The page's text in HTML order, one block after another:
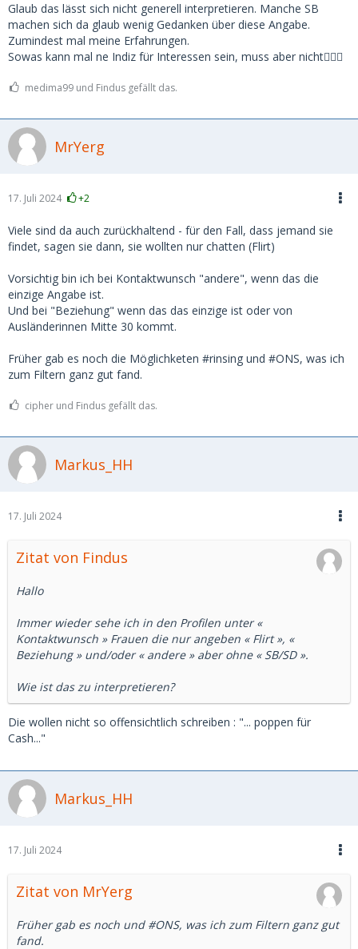
Glaub das lässt sich nicht generell interpretieren. Manche SB
machen sich da glaub wenig Gedanken über diese Angabe.
Zumindest mal meine Erfahrungen.
Sowas kann mal ne Indiz für Interessen sein, muss aber nicht🤷🏼‍♂️
medima99 und Findus gefällt das.
MrYerg
17. Juli 2024 +2
Viele sind da auch zurückhaltend - für den Fall, dass jemand sie
findet, sagen sie dann, sie wollten nur chatten (Flirt)
Vorsichtig bin ich bei Kontaktwunsch "andere", wenn das die
einzige Angabe ist.
Und bei "Beziehung" wenn das das einzige ist oder von
Ausländerinnen Mitte 30 kommt.
Früher gab es noch die Möglichketen #rinsing und #ONS, was ich
zum Filtern ganz gut fand.
cipher und Findus gefällt das.
Markus_HH
17. Juli 2024
Zitat von Findus
Hallo
Immer wieder sehe ich in den Profilen unter «
Kontaktwunsch » Frauen die nur angeben « Flirt », «
Beziehung » und/oder « andere » aber ohne « SB/SD ».
Wie ist das zu interpretieren?
Die wollen nicht so offensichtlich schreiben : "... poppen für
Cash..."
Markus_HH
17. Juli 2024
Zitat von MrYerg
Früher gab es noch und #ONS, was ich zum Filtern ganz gut
fand.